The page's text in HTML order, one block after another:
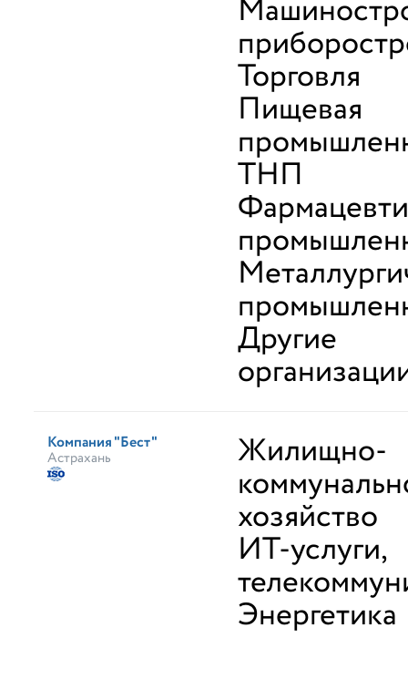
Торговля
Пищевая
ТНП
Другие
Компания "Бест"
Астрахань Жилищно-
хозяйство
ИТ-услуги,
Энергетика